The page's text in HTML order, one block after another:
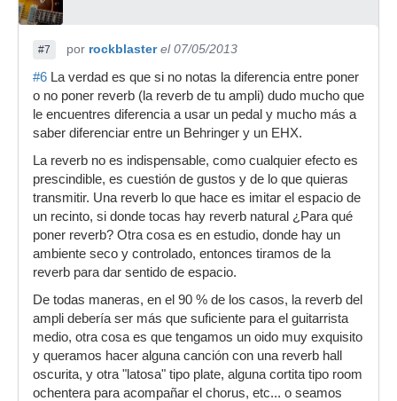
#7 por rockblaster el 07/05/2013
#6 La verdad es que si no notas la diferencia entre poner
o no poner reverb (la reverb de tu ampli) dudo mucho que
le encuentres diferencia a usar un pedal y mucho más a
saber diferenciar entre un Behringer y un EHX.
La reverb no es indispensable, como cualquier efecto es
prescindible, es cuestión de gustos y de lo que quieras
transmitir. Una reverb lo que hace es imitar el espacio de
un recinto, si donde tocas hay reverb natural ¿Para qué
poner reverb? Otra cosa es en estudio, donde hay un
ambiente seco y controlado, entonces tiramos de la
reverb para dar sentido de espacio.
De todas maneras, en el 90 % de los casos, la reverb del
ampli debería ser más que suficiente para el guitarrista
medio, otra cosa es que tengamos un oido muy exquisito
y queramos hacer alguna canción con una reverb hall
oscurita, y otra "latosa" tipo plate, alguna cortita tipo room
ochentera para acompañar el chorus, etc... o seamos